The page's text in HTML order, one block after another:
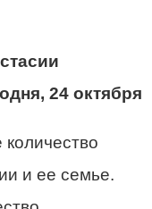
24 октября
и ее семье.